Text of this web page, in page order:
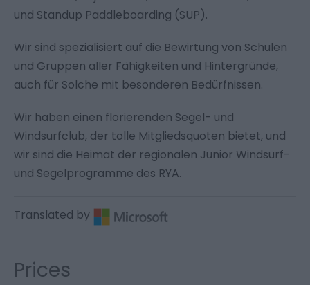
und Standup Paddleboarding (SUP).
Wir sind spezialisiert auf die Bewirtung von Schulen
und Gruppen aller Fähigkeiten und Hintergründe,
auch für Solche mit besonderen Bedürfnissen.
Wir haben einen florierenden Segel- und
Windsurfclub, der tolle Mitgliedsquoten bietet, und
wir sind die Heimat der regionalen Junior Windsurf-
und Segelprogramme des RYA.
Translated by
Prices